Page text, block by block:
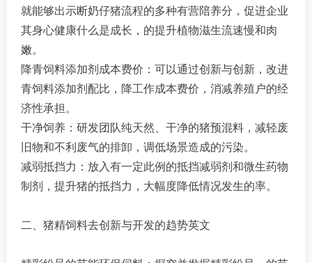
就能够出示断奶仔猪流程的多种有营陪养分，促进企业
其身心健康什么是成长，的提升植物滋生流速慢和肉
嫩。
降青饲料添加剂成本费价：可以通过创新与创新，改进
青饲料添加剂配比，降工作成本费价，消减养殖户的经
济性承担。
干净饲养：研发团队纯天然、干净的猪预混料，减轻废
旧物和不利废气的排卸，调低场景造成的污染。
减弱抵挡力：放入有一定此例的抵挡减弱剂和微生药物
制剂，提升猪的抵挡力，大幅度降低情况发生的率。
二、猪精饲料去创新与开发的趋势英文